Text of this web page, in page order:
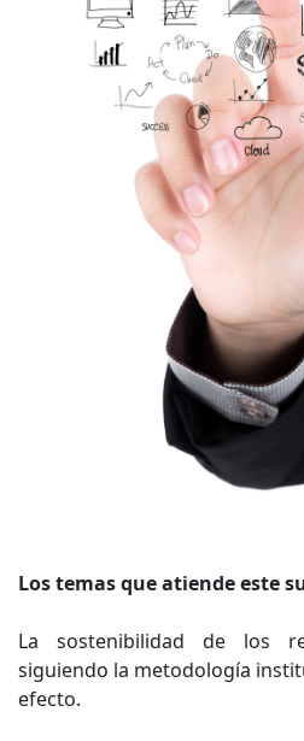
Los temas que atiende este
La sostenibilidad de los
siguiendo la metodología
efecto.